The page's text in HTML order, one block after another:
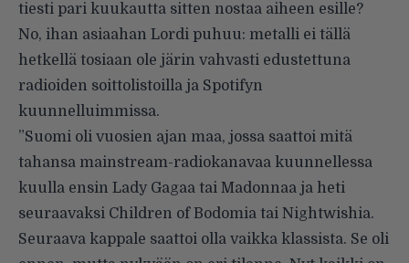
tiesti pari kuukautta sitten nostaa aiheen esille?
No, ihan asiaahan Lordi puhuu: metalli ei tällä
hetkellä tosiaan ole järin vahvasti edustettuna
radioiden soittolistoilla ja Spotifyn
kuunnelluimmissa.
”Suomi oli vuosien ajan maa, jossa saattoi mitä
tahansa mainstream-radiokanavaa kuunnellessa
kuulla ensin Lady Gagaa tai Madonnaa ja heti
seuraavaksi Children of Bodomia tai Nightwishia.
Seuraava kappale saattoi olla vaikka klassista. Se oli